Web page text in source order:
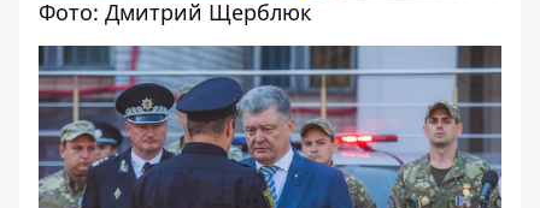
Фото: Дмитрий Щерблюк